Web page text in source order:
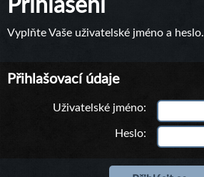
Přihlášení
Vyplňte Vaše uživatelské jméno a heslo.
Přihlašovací údaje
Uživatelské jméno
Heslo